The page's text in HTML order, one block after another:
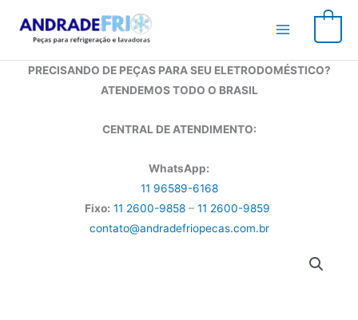
para
conteúdo
PRECISANDO DE PEÇAS PARA SEU ELETRODOMÉSTICO?
ATENDEMOS TODO O BRASIL
CENTRAL DE ATENDIMENTO:
WhatsApp:
11 96589-6168
Fixo: 11 2600-9858 – 11 2600-9859
contato@andradefriopecas.com.br